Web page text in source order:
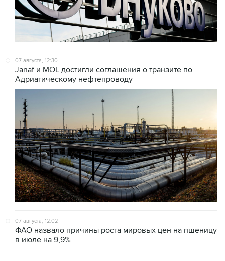
07 августа, 12:30
Адриатическому нефтепроводу
07 августа, 12:02
в июле на 9,9%